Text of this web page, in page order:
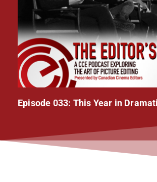
Episode 033: This Year in